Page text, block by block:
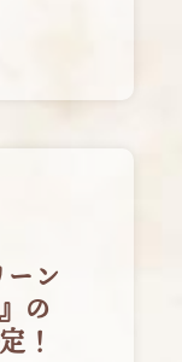
ーン
の
！